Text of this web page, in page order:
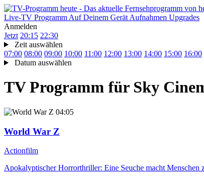
Live-TV Programm Auf Deinem Gerät Aufnahmen Upgrades
Anmelden
Jetzt 20:15 22:30
Zeit auswählen
07:00 08:00 09:00 10:00 11:00 12:00 13:00 14:00 15:00 16:00
Datum auswählen
TV Programm für Sky
04:05
World War Z
Actionfilm
Apokalyptischer Horrorthriller: Eine Seuche macht Menschen